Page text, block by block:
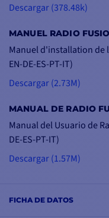
FICHA DE DATOS
Descargar (378.48k)
MANUEL RADIO
Manuel d'installation de
EN-DE-ES-PT-IT)
Descargar (2.73M)
MANUAL DE RADIO
Manual del Usuario de
DE-ES-PT-IT)
Descargar (1.57M)